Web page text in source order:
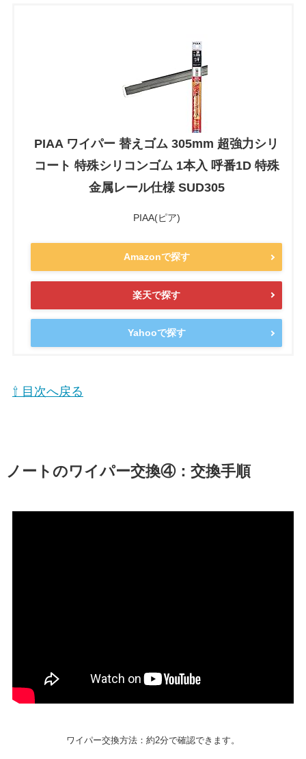
PIAA ワイパー 替えゴム 305mm 超強力シリ
コート 特殊シリコンゴム 1本入 呼番1D 特殊
金属レール仕様 SUD305
PIAA(ピア)
Amazonで探す
楽天で探す
Yahooで探す
⇧ 目次へ戻る
ノート のワイパー交換④：交換手順
ワイパー交換方法：約2分で確認できます。